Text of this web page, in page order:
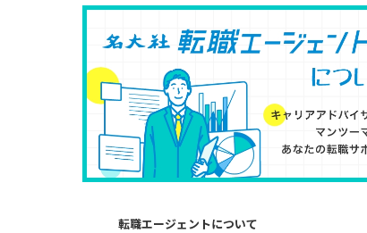
転職エージェントについて